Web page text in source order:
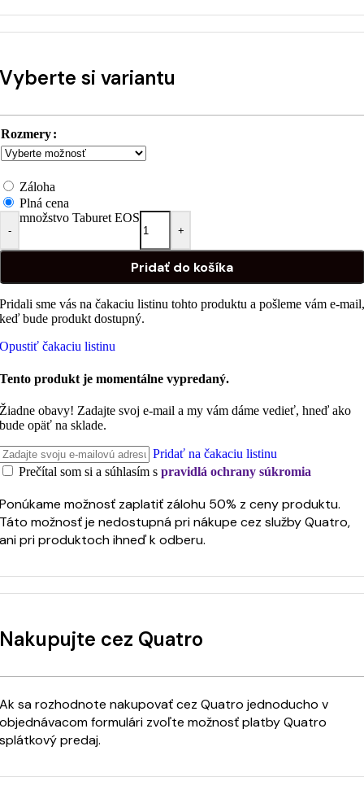
Vyberte si variantu
Rozmery
Záloha
Plná cena
-
množstvo Taburet EOS
+
Pridať do košíka
Pridali sme vás na čakaciu listinu tohto produktu a pošleme vám e-mail,
keď bude produkt dostupný.
Opustiť čakaciu listinu
Tento produkt je momentálne vypredaný.
Žiadne obavy! Zadajte svoj e-mail a my vám dáme vedieť, hneď ako
bude opäť na sklade.
Pridať na čakaciu listinu
Prečítal som si a súhlasím s pravidlá ochrany súkromia
Ponúkame možnosť zaplatiť zálohu 50% z ceny produktu.
Táto možnosť je nedostupná pri nákupe cez služby Quatro,
ani pri produktoch ihneď k odberu.
Nakupujte cez Quatro
Ak sa rozhodnote nakupovať cez Quatro jednoducho v
objednávacom formulári zvoľte možnosť platby Quatro
splátkový predaj.